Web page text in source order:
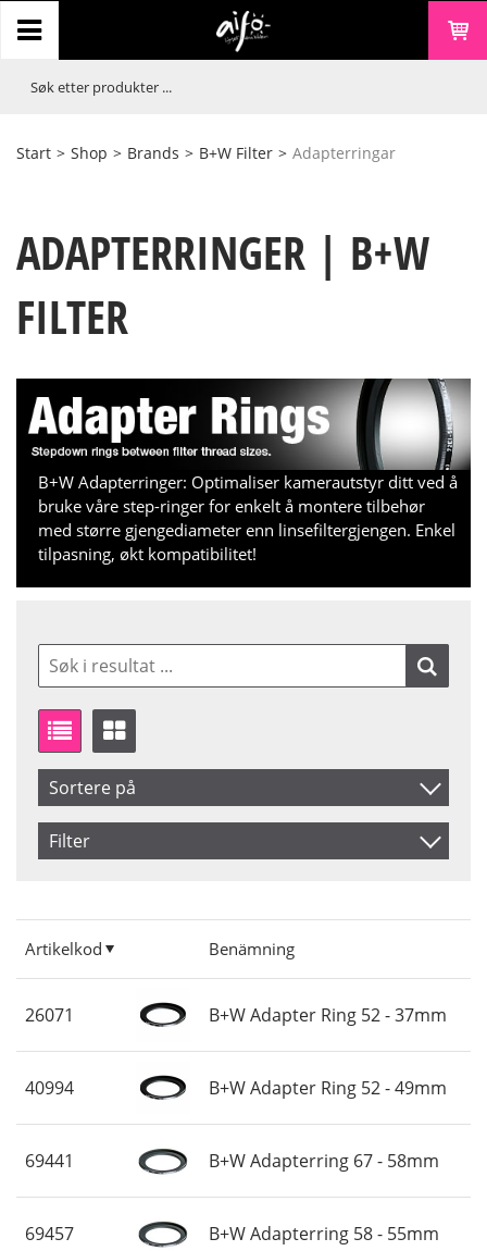
Start > Shop > Brands > B+W Filter > Adapterringar
ADAPTERRINGER | B+W
FILTER
B+W Adapterringer: Optimaliser kamerautstyr ditt ved å
bruke våre step-ringer for enkelt å montere tilbehør
med større gjengediameter enn linsefiltergjengen. Enkel
tilpasning, økt kompatibilitet!
Sortere på
Artikelkod
Filter
Pris
Ikke på lager
Artikelkod Benämning
26071 B+W Adapter Ring 52 - 37mm
40994 B+W Adapter Ring 52 - 49mm
69441 B+W Adapterring 67 - 58mm
69457 B+W Adapterring 58 - 55mm